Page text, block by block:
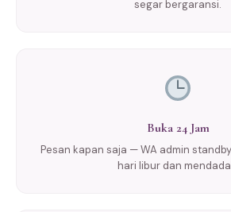
segar bergaransi.
Buka 24 Jam
Pesan kapan saja — WA admin
hari libur dan